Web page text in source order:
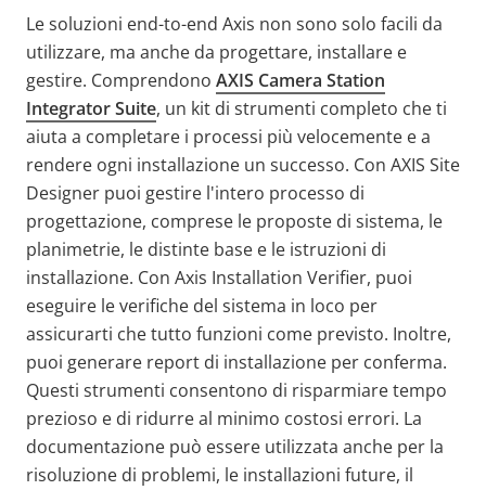
Le soluzioni end-to-end Axis non sono solo facili da
utilizzare, ma anche da progettare, installare e
gestire. Comprendono AXIS Camera Station
Integrator Suite, un kit di strumenti completo che ti
aiuta a completare i processi più velocemente e a
rendere ogni installazione un successo. Con AXIS Site
Designer puoi gestire l'intero processo di
progettazione, comprese le proposte di sistema, le
planimetrie, le distinte base e le istruzioni di
installazione. Con Axis Installation Verifier, puoi
eseguire le verifiche del sistema in loco per
assicurarti che tutto funzioni come previsto. Inoltre,
puoi generare report di installazione per conferma.
Questi strumenti consentono di risparmiare tempo
prezioso e di ridurre al minimo costosi errori. La
documentazione può essere utilizzata anche per la
risoluzione di problemi, le installazioni future, il